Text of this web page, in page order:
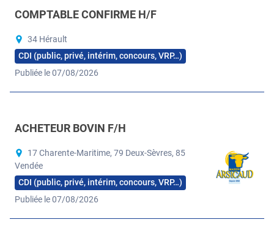
COMPTABLE CONFIRME H/F
34 Hérault
CDI (public, privé, intérim, concours, VRP…)
Publiée le 07/08/2026
ACHETEUR BOVIN F/H
17 Charente-Maritime, 79 Deux-Sèvres, 85
Vendée
CDI (public, privé, intérim, concours, VRP…)
Publiée le 07/08/2026